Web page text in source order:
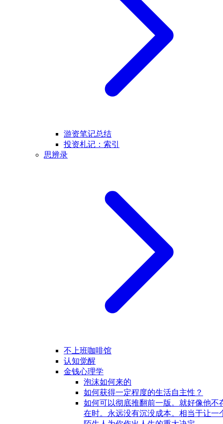
游资笔记总结
投资札记：索引
思辨录
不上班咖啡馆
认知觉醒
金钱心理学
泡沫如何来的
如何获得一定程度的生活自主性？
如何可以彻底推翻前一版。就好像他不
在时。永远没有沉没成本。相当于让一